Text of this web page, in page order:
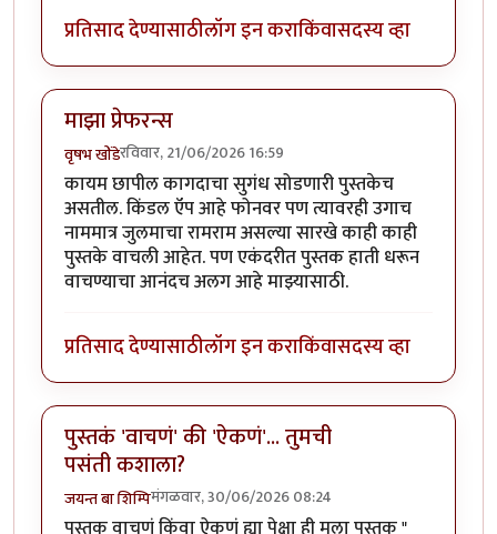
प्रतिसाद देण्यासाठीलॉग इन कराकिंवासदस्य व्हा
माझा प्रेफरन्स
वृषभ खोंडेरविवार, 21/06/2026 16:59
कायम छापील कागदाचा सुगंध सोडणारी पुस्तकेच
असतील. किंडल ऍप आहे फोनवर पण त्यावरही उगाच
नाममात्र जुलमाचा रामराम असल्या सारखे काही काही
पुस्तके वाचली आहेत. पण एकंदरीत पुस्तक हाती धरून
वाचण्याचा आनंदच अलग आहे माझ्यासाठी.
प्रतिसाद देण्यासाठीलॉग इन कराकिंवासदस्य व्हा
पुस्तकं 'वाचणं' की 'ऐकणं'... तुमची
पसंती कशाला?
जयन्त बा शिम्पिमंगळवार, 30/06/2026 08:24